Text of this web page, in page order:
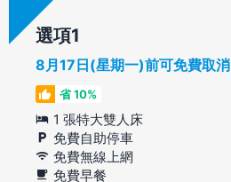
選項
8月17日(星期一)前可免費取消
省 10%
1 張特大雙人床
免費自助停車
免費無線上網
免費早餐